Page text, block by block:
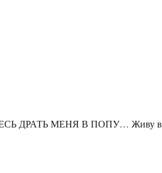
ДРАТЬ МЕНЯ В ПОПУ… Живу в